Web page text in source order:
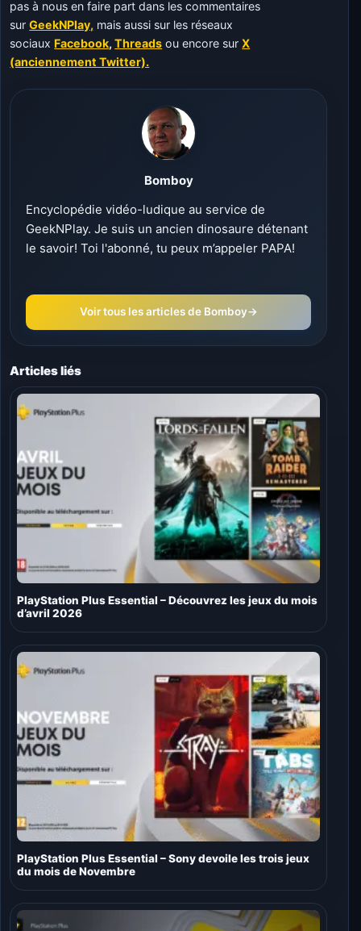
pas à nous en faire part dans les commentaires
surGeekNPlay, mais aussi sur les réseaux
sociauxFacebook,Threads ou encore surX
(anciennement Twitter).
Bomboy
Encyclopédie vidéo-ludique au service de
GeekNPlay. Je suis un ancien dinosaure détenant
le savoir! Toi l'abonné, tu peux m’appeler PAPA!
Voir tous les articles de Bomboy→
Articles liés
PlayStation Plus Essential – Découvrez les jeux du mois
d’avril 2026
PlayStation Plus Essential – Sony devoile les trois jeux
du mois de Novembre